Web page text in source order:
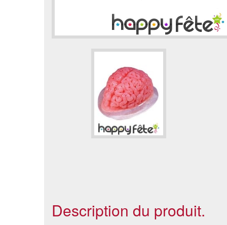
Description du produit.